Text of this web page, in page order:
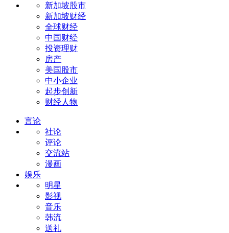
新加坡股市
新加坡财经
全球财经
中国财经
投资理财
房产
美国股市
中小企业
起步创新
财经人物
言论
社论
评论
交流站
漫画
娱乐
明星
影视
音乐
韩流
送礼